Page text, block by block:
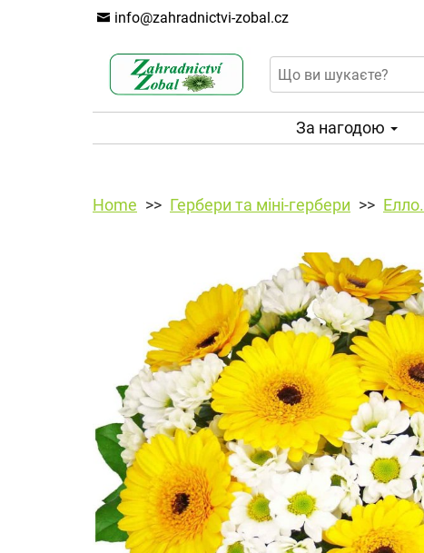
info@zahradnictvi-zobal.cz
За нагодою
Home Гербери та міні-гербери Елло.